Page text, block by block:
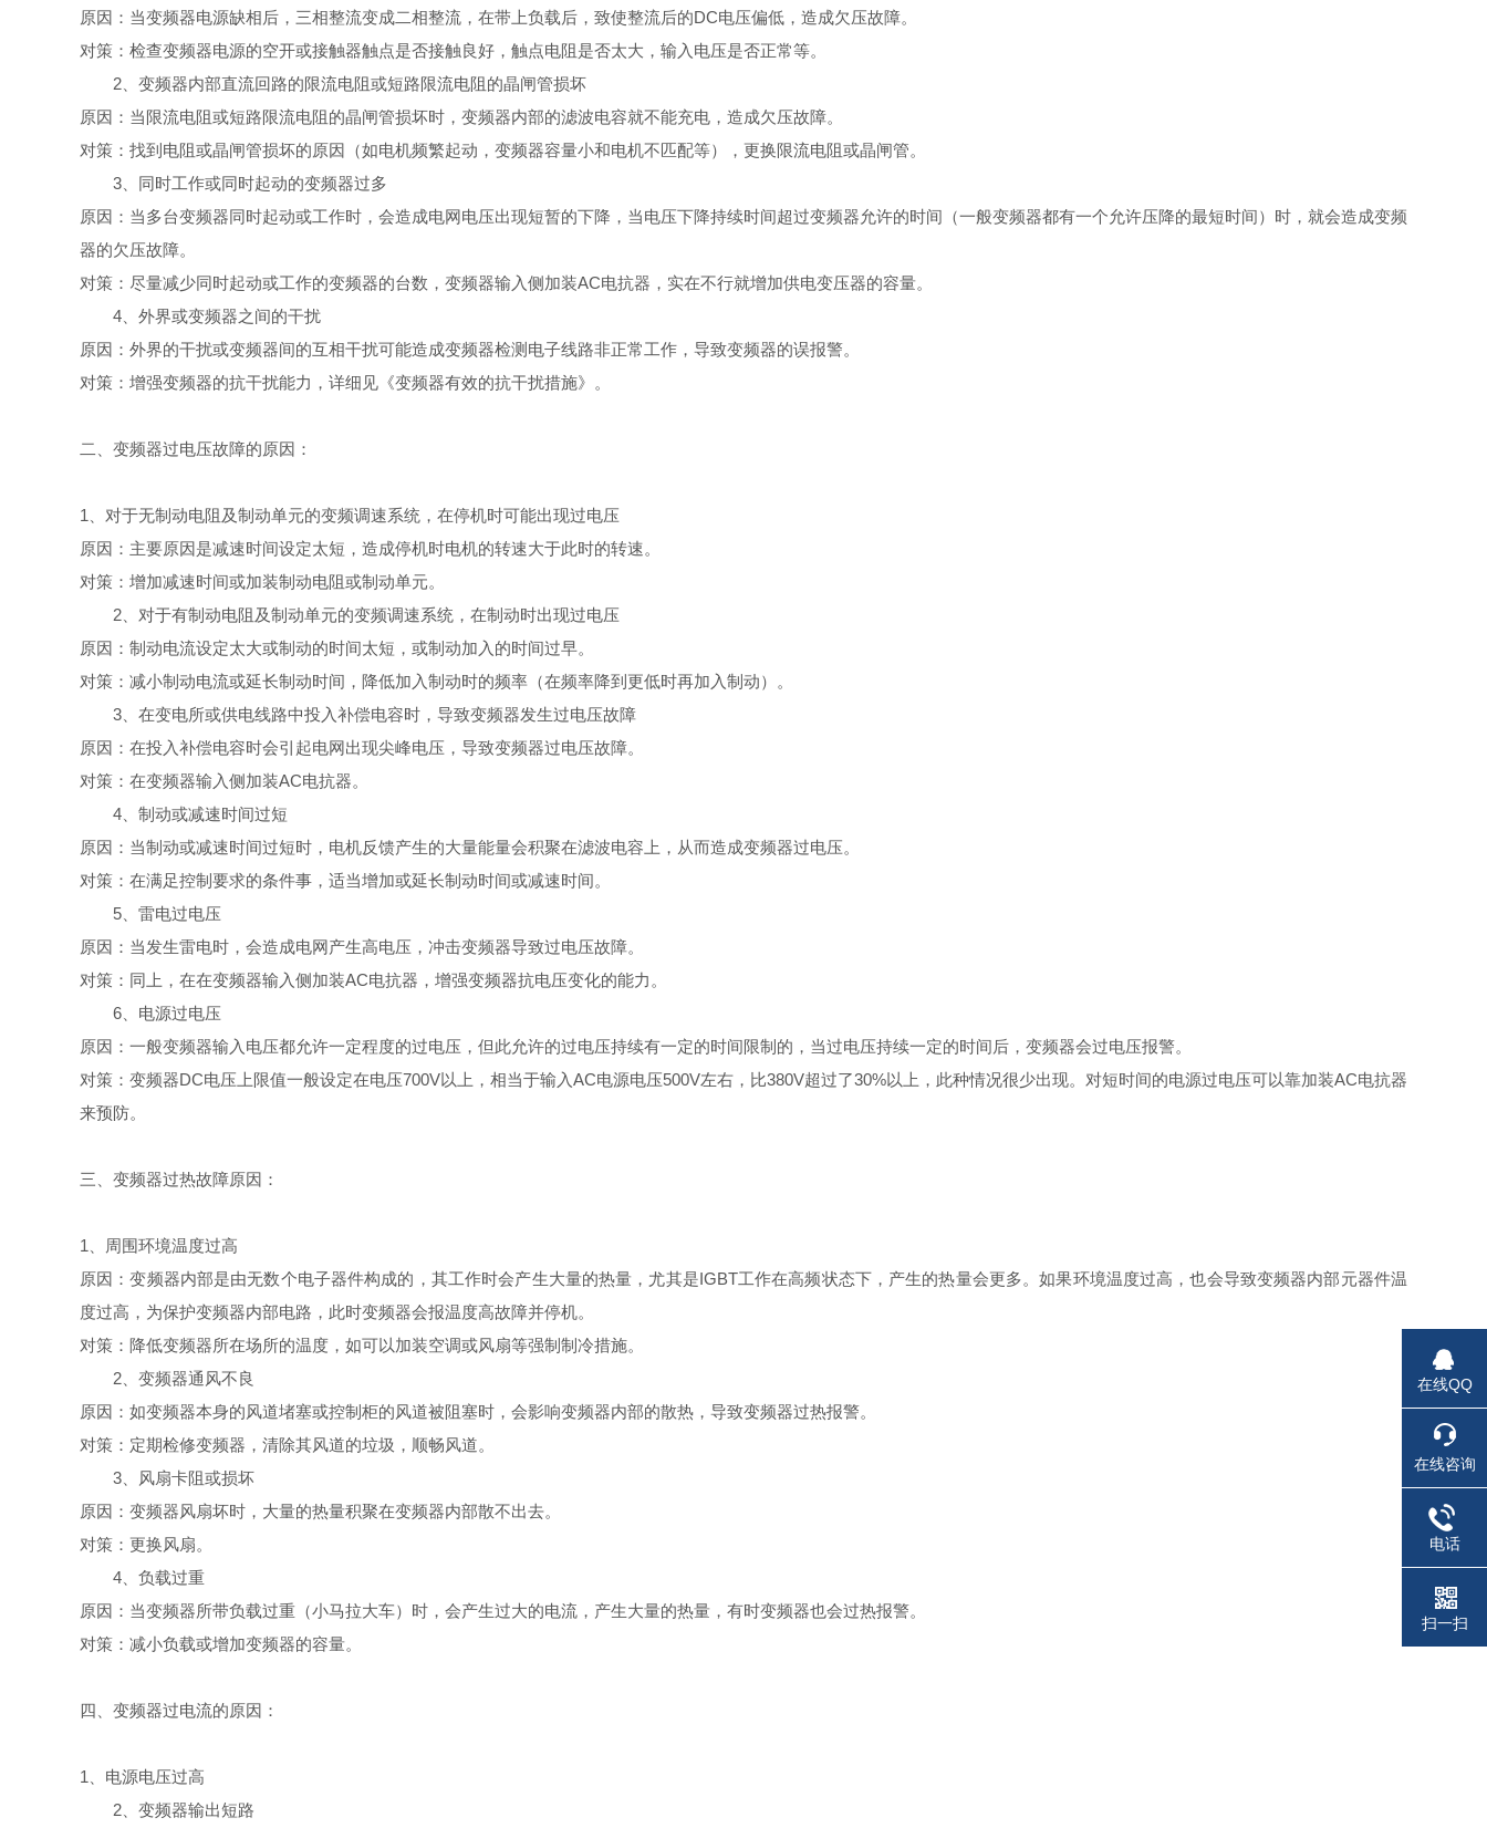
原因：当变频器电源缺相后，三相整流变成二相整流，在带上负载后，致使整流后的DC电压偏低，造成欠压故障。
对策：检查变频器电源的空开或接触器触点是否接触良好，触点电阻是否太大，输入电压是否正常等。
2、变频器内部直流回路的限流电阻或短路限流电阻的晶闸管损坏
原因：当限流电阻或短路限流电阻的晶闸管损坏时，变频器内部的滤波电容就不能充电，造成欠压故障。
对策：找到电阻或晶闸管损坏的原因（如电机频繁起动，变频器容量小和电机不匹配等），更换限流电阻或晶闸管。
3、同时工作或同时起动的变频器过多
原因：当多台变频器同时起动或工作时，会造成电网电压出现短暂的下降，当电压下降持续时间超过变频器允许的时间（一般变频器都有一个允许压降的最短时间）时，就会造成变频
器的欠压故障。
对策：尽量减少同时起动或工作的变频器的台数，变频器输入侧加装AC电抗器，实在不行就增加供电变压器的容量。
4、外界或变频器之间的干扰
原因：外界的干扰或变频器间的互相干扰可能造成变频器检测电子线路非正常工作，导致变频器的误报警。
对策：增强变频器的抗干扰能力，详细见《变频器有效的抗干扰措施》。
二、变频器过电压故障的原因：
1、对于无制动电阻及制动单元的变频调速系统，在停机时可能出现过电压
原因：主要原因是减速时间设定太短，造成停机时电机的转速大于此时的转速。
对策：增加减速时间或加装制动电阻或制动单元。
2、对于有制动电阻及制动单元的变频调速系统，在制动时出现过电压
原因：制动电流设定太大或制动的时间太短，或制动加入的时间过早。
对策：减小制动电流或延长制动时间，降低加入制动时的频率（在频率降到更低时再加入制动）。
3、在变电所或供电线路中投入补偿电容时，导致变频器发生过电压故障
原因：在投入补偿电容时会引起电网出现尖峰电压，导致变频器过电压故障。
对策：在变频器输入侧加装AC电抗器。
4、制动或减速时间过短
原因：当制动或减速时间过短时，电机反馈产生的大量能量会积聚在滤波电容上，从而造成变频器过电压。
对策：在满足控制要求的条件事，适当增加或延长制动时间或减速时间。
5、雷电过电压
原因：当发生雷电时，会造成电网产生高电压，冲击变频器导致过电压故障。
对策：同上，在在变频器输入侧加装AC电抗器，增强变频器抗电压变化的能力。
6、电源过电压
原因：一般变频器输入电压都允许一定程度的过电压，但此允许的过电压持续有一定的时间限制的，当过电压持续一定的时间后，变频器会过电压报警。
对策：变频器DC电压上限值一般设定在电压700V以上，相当于输入AC电源电压500V左右，比380V超过了30%以上，此种情况很少出现。对短时间的电源过电压可以靠加装AC电抗器
来预防。
三、变频器过热故障原因：
1、周围环境温度过高
原因：变频器内部是由无数个电子器件构成的，其工作时会产生大量的热量，尤其是IGBT工作在高频状态下，产生的热量会更多。如果环境温度过高，也会导致变频器内部元器件温
度过高，为保护变频器内部电路，此时变频器会报温度高故障并停机。
对策：降低变频器所在场所的温度，如可以加装空调或风扇等强制制冷措施。
2、变频器通风不良
原因：如变频器本身的风道堵塞或控制柜的风道被阻塞时，会影响变频器内部的散热，导致变频器过热报警。
对策：定期检修变频器，清除其风道的垃圾，顺畅风道。
3、风扇卡阻或损坏
原因：变频器风扇坏时，大量的热量积聚在变频器内部散不出去。
对策：更换风扇。
4、负载过重
原因：当变频器所带负载过重（小马拉大车）时，会产生过大的电流，产生大量的热量，有时变频器也会过热报警。
对策：减小负载或增加变频器的容量。
四、变频器过电流的原因：
1、电源电压过高
2、变频器输出短路
在线QQ
在线咨询
电话
扫一扫